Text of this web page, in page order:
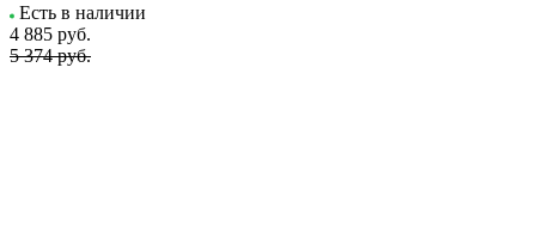
Есть в наличии
4 885 руб.
5 374 руб.